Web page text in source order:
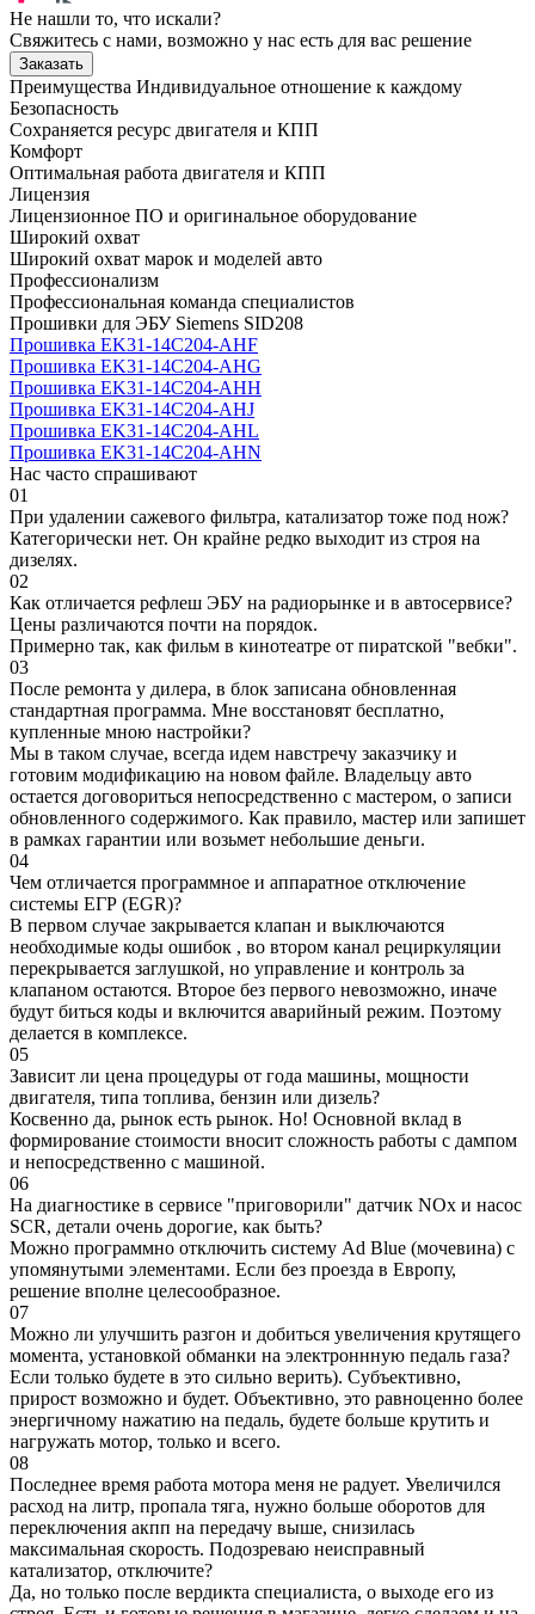
Не нашли то, что искали?
Свяжитесь с нами, возможно у нас есть для вас решение
Заказать
Преимущества Индивидуальное отношение к каждому
Безопасность
Сохраняется ресурс двигателя и КПП
Комфорт
Оптимальная работа двигателя и КПП
Лицензия
Лицензионное ПО и оригинальное оборудование
Широкий охват
Широкий охват марок и моделей авто
Профессионализм
Профессиональная команда специалистов
Прошивки для ЭБУ Siemens SID208
Прошивка EK31-14C204-AHF
Прошивка EK31-14C204-AHG
Прошивка EK31-14C204-AHH
Прошивка EK31-14C204-AHJ
Прошивка EK31-14C204-AHL
Прошивка EK31-14C204-AHN
Нас часто спрашивают
01
При удалении сажевого фильтра, катализатор тоже под нож?
Категорически нет. Он крайне редко выходит из строя на
дизелях.
02
Как отличается рефлеш ЭБУ на радиорынке и в автосервисе?
Цены различаются почти на порядок.
Примерно так, как фильм в кинотеатре от пиратской "вебки".
03
После ремонта у дилера, в блок записана обновленная
стандартная программа. Мне восстановят бесплатно,
купленные мною настройки?
Мы в таком случае, всегда идем навстречу заказчику и
готовим модификацию на новом файле. Владельцу авто
остается договориться непосредственно с мастером, о записи
обновленного содержимого. Как правило, мастер или запишет
в рамках гарантии или возьмет небольшие деньги.
04
Чем отличается программное и аппаратное отключение
системы ЕГР (EGR)?
В первом случае закрывается клапан и выключаются
необходимые коды ошибок , во втором канал рециркуляции
перекрывается заглушкой, но управление и контроль за
клапаном остаются. Второе без первого невозможно, иначе
будут биться коды и включится аварийный режим. Поэтому
делается в комплексе.
05
Зависит ли цена процедуры от года машины, мощности
двигателя, типа топлива, бензин или дизель?
Косвенно да, рынок есть рынок. Но! Основной вклад в
формирование стоимости вносит сложность работы с дампом
и непосредственно с машиной.
06
На диагностике в сервисе "приговорили" датчик NOx и насос
SCR, детали очень дорогие, как быть?
Можно программно отключить систему Ad Blue (мочевина) с
упомянутыми элементами. Если без проезда в Европу,
решение вполне целесообразное.
07
Можно ли улучшить разгон и добиться увеличения крутящего
момента, установкой обманки на электроннную педаль газа?
Если только будете в это сильно верить). Субъективно,
прирост возможно и будет. Объективно, это равноценно более
энергичному нажатию на педаль, будете больше крутить и
нагружать мотор, только и всего.
08
Последнее время работа мотора меня не радует. Увеличился
расход на литр, пропала тяга, нужно больше оборотов для
переключения акпп на передачу выше, снизилась
максимальная скорость. Подозреваю неисправный
катализатор, отключите?
Да, но только после вердикта специалиста, о выходе его из